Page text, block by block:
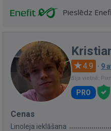
Pieslēdz
4.9 · 9
Bija vietnē:
PRO
Cenas
Linoleja ieklāšana